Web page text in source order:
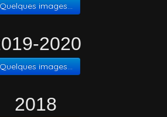
images...
2020
images...
2018